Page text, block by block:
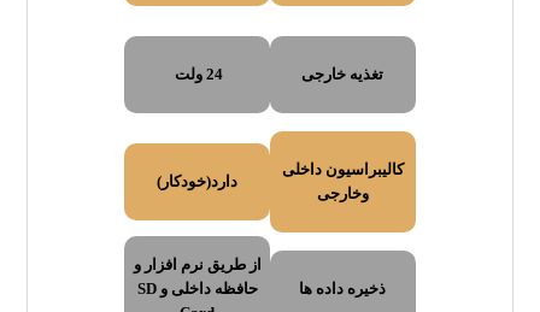
تغذیه خارجی 24 ولت
کالیبراسیون داخلی
وخارجی
دارد(خودکار)
ذخیره داده ها
از طریق نرم افزار و
حافظه داخلی و SD